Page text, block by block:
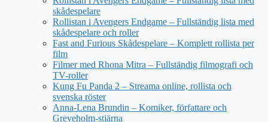
skådespelare
Rollistan i Avengers Endgame – Fullständig lista med
skådespelare och roller
Fast and Furious Skådespelare – Komplett rollista per
film
Filmer med Rhona Mitra – Fullständig filmografi och
TV-roller
Kung Fu Panda 2 – Streama online, rollista och
svenska röster
Anna-Lena Brundin – Komiker, författare och
Greveholm-stjärna